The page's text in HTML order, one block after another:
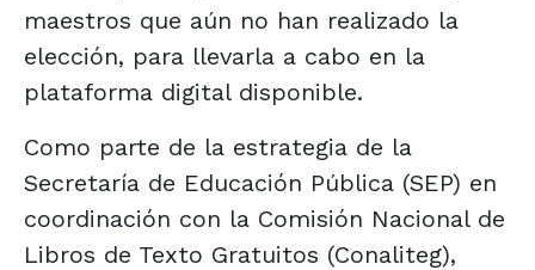
maestros que aún no han realizado la
elección, para llevarla a cabo en la
plataforma digital disponible.
Como parte de la estrategia de la
Secretaría de Educación Pública (SEP) en
coordinación con la Comisión Nacional de
Libros de Texto Gratuitos (Conaliteg),